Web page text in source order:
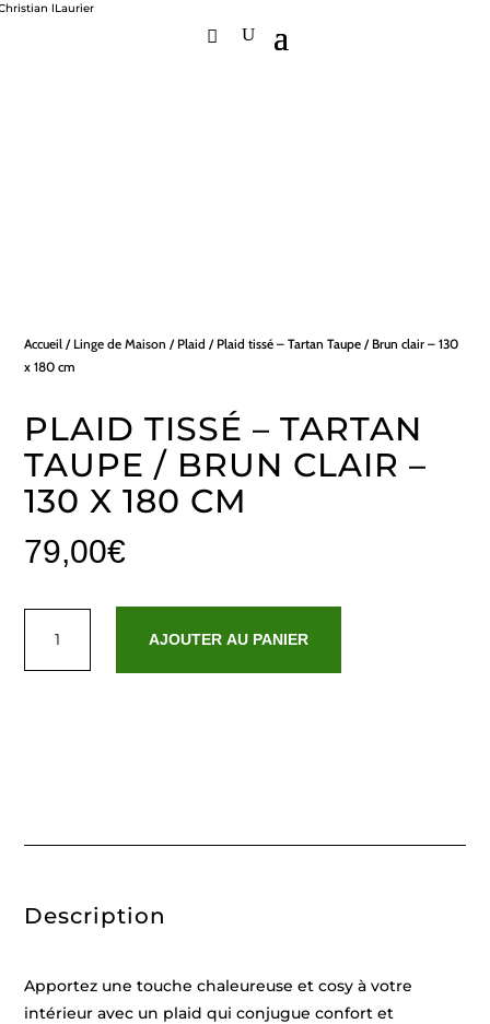
Accueil / Linge de Maison / Plaid / Plaid tissé – Tartan Taupe / Brun clair – 130
x 180 cm
PLAID TISSÉ – TARTAN
TAUPE / BRUN CLAIR –
130 X 180 CM
79,00€
cm
AJOUTER AU PANIER
Description
Apportez une touche chaleureuse et cosy à votre
intérieur avec un plaid qui conjugue confort et